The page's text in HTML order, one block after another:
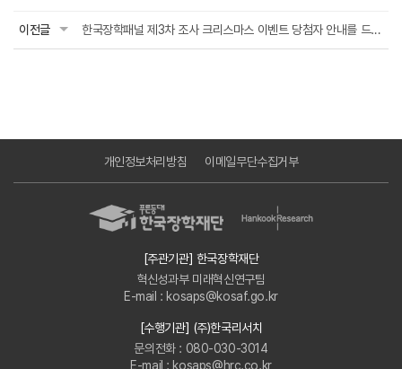
이전글 한국장학패널 제3차 조사 크리스마스 이벤트 당첨자 안내를 드립니다
개인정보처리방침 이메일무단수집거부
[주관기관] 한국장학재단
혁신성과부 미래혁신연구팀
E-mail : kosaps@kosaf.go.kr
[수행기관] (주)한국리서치
문의전화 : 080-030-3014
E-mail : kosaps@hrc.co.kr